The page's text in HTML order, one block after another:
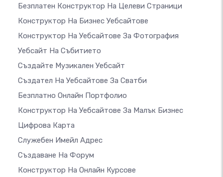
Безплатен Конструктор На Целеви Страници
Конструктор На Бизнес Уебсайтове
Конструктор На Уебсайтове За Фотография
Уебсайт На Събитието
Създайте Музикален Уебсайт
Създател На Уебсайтове За Сватби
Безплатно Онлайн Портфолио
Конструктор На Уебсайтове За Малък Бизнес
Цифрова Карта
Служебен Имейл Адрес
Създаване На Форум
Конструктор На Онлайн Курсове